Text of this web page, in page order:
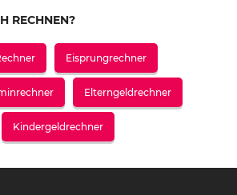
RECHNEN?
Eisprungrechner
Elterngeldrechner
Kindergeldrechner